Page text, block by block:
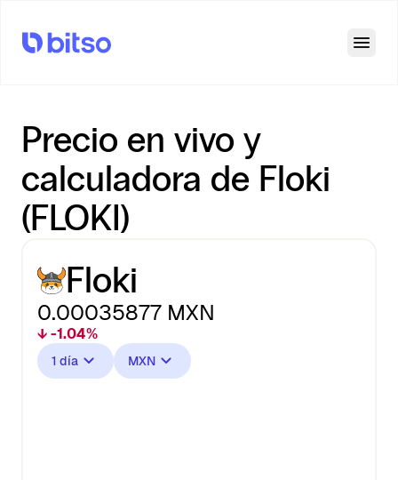
Precio en vivo y
calculadora de Floki
(FLOKI)
Floki
0.00035877 MXN
↓ -1.04%
1 día MXN